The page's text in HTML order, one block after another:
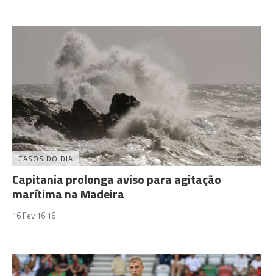
CASOS DO DIA
Capitania prolonga aviso para agitação
marítima na Madeira
16 Fev 16:16